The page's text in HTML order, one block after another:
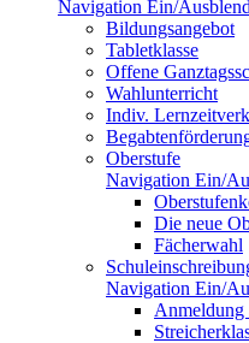
Navigation Ein/
Bildungsangebot
Tabletklasse
Offene
Wahlunterricht
Indiv.
Oberstufe
Navigation Ein/
Die neue
Fächerwahl
Navigation Ein/